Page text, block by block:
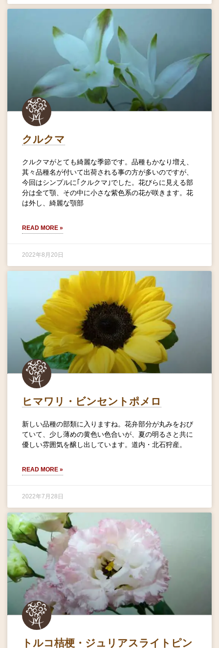
クルクマ
クルクマがとても綺麗な季節です。品種もかなり増え、
其々品種名が付いて出荷される事の方が多いのですが、
今回はシンプルに｢クルクマ｣でした。花びらに見える部
分は全て顎、その中に小さな紫色系の花が咲きます。花
は外し、綺麗な顎部
READ MORE »
2022年8月20日
ヒマワリ・ビンセントポメロ
新しい品種の部類に入りますね。花弁部分が丸みをおび
ていて、少し薄めの黄色い色合いが、夏の明るさと共に
優しい雰囲気を醸し出しています。道内・北石狩産。
READ MORE »
2022年7月28日
トルコ桔梗・ジュリアスライトピン